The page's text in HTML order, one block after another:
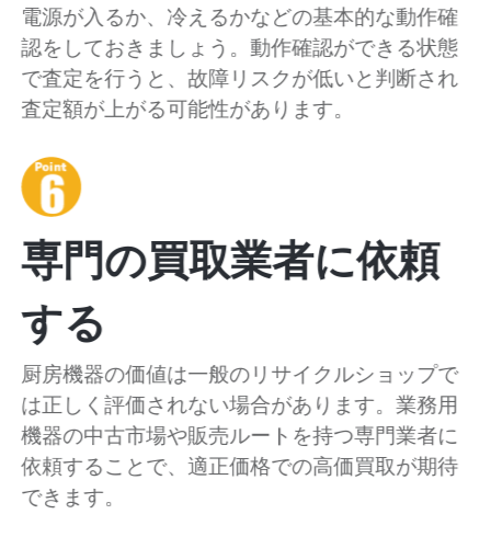
電源が入るか、冷えるかなどの基本的な動作確
認をしておきましょう。動作確認ができる状態
で査定を行うと、故障リスクが低いと判断され
査定額が上がる可能性があります。
専門の買取業者に依頼
する
厨房機器の価値は一般のリサイクルショップで
は正しく評価されない場合があります。業務用
機器の中古市場や販売ルートを持つ専門業者に
依頼することで、適正価格での高価買取が期待
できます。